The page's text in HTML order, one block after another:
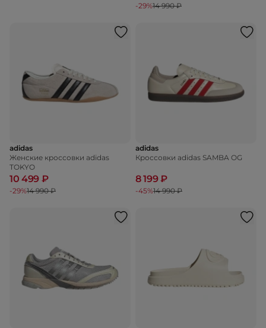
-29%14 990 ₽
adidas
Женские кроссовки adidas
TOKYO
10 499 ₽
-29%14 990 ₽
adidas
Кроссовки adidas SAMBA OG
8 199 ₽
-45%14 990 ₽